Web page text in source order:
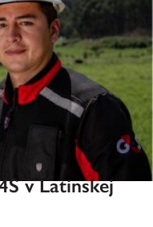
v Latinskej